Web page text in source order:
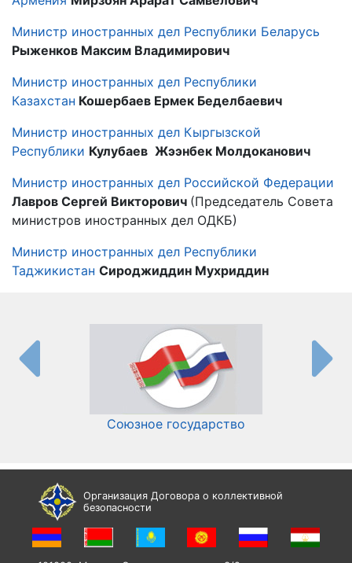
Министр иностранных дел Республики Беларусь
Рыженков Максим Владимирович
Министр иностранных дел Республики
Казахстан Кошербаев Ермек Беделбаевич
Министр иностранных дел Кыргызской
Республики Кулубаев Жээнбек Молдоканович
Министр иностранных дел Российской Федерации
Лавров Сергей Викторович (Председатель Совета
министров иностранных дел ОДКБ)
Министр иностранных дел Республики
Таджикистан Сироджиддин Мухриддин
Союзное государство
Организация Договора о коллективной
безопасности